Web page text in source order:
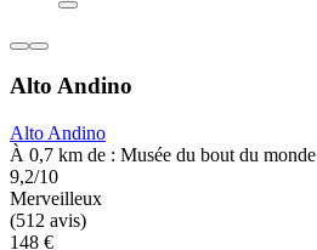
Alto Andino
Alto Andino
À 0,7 km de : Musée du bout du monde
9,2/10
Merveilleux
(512 avis)
148 €